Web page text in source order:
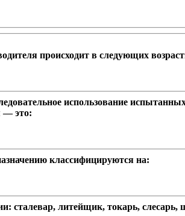
происходит в следующих
использование
— это:
классифицируются на:
сталевар, литейщик, токарь,